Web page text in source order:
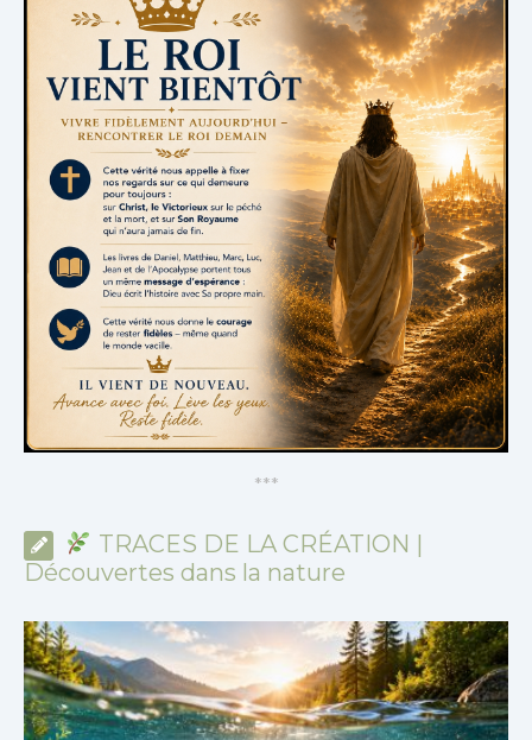
***
TRACES DE LA CRÉATION |
Découvertes dans la nature